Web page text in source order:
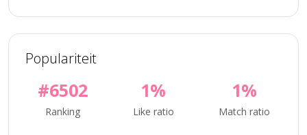
Populariteit
#6502
Ranking
1%
Like ratio
1%
Match ratio